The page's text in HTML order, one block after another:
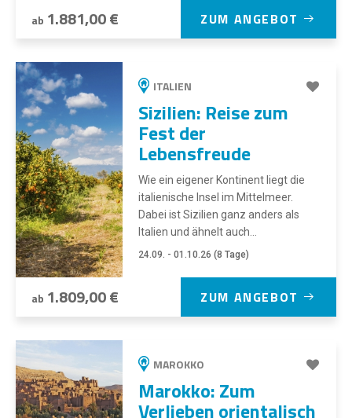
ab 1.881,00 € ZUM ANGEBOT
ITALIEN
Sizilien: Reise zum
Fest der
Lebensfreude
Wie ein eigener Kontinent liegt die
italienische Insel im Mittelmeer.
Dabei ist Sizilien ganz anders als
Italien und ähnelt auch...
24.09. - 01.10.26 (8 Tage)
ab 1.809,00 € ZUM ANGEBOT
MAROKKO
Marokko: Zum
Verlieben orientalisch